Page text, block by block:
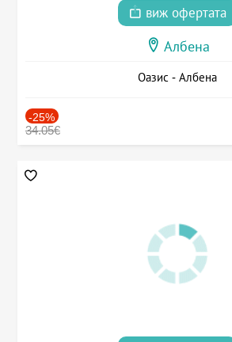
виж офертата
Албена
Оазис - Албена
-25%
34.05€